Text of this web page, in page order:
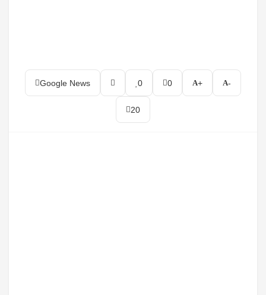
Google News 0 0 + -
20